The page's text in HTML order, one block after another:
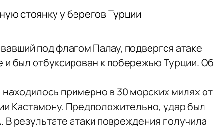
стоянку у берегов Турции
под флагом Палау, подвергся атаке
был отбуксирован к побережью Турции. Об
примерно в 30 морских милях от
Кастамону. Предположительно, удар был
результате атаки повреждения получила